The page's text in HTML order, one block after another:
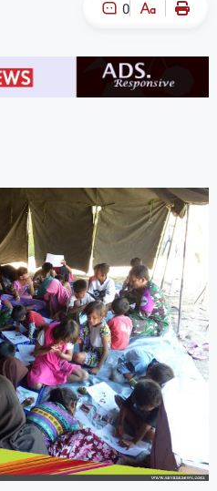
0
A- A+